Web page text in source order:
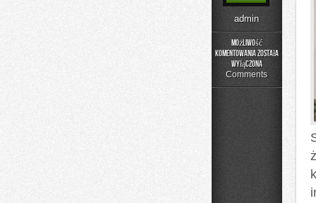
admin
Możliwość
komentowania
Czytelnicze
Artykuły
została
wyłączona
Comments